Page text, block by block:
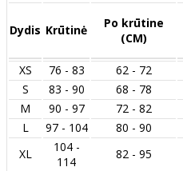
Dydis Krūtinė
Po krūtine
(CM)
XS 76 - 83 62 - 72
S
83 - 90 68 - 78
M
90 - 97 72 - 82
L
97 - 104 80 - 90
XL
104 -
114
82 - 95